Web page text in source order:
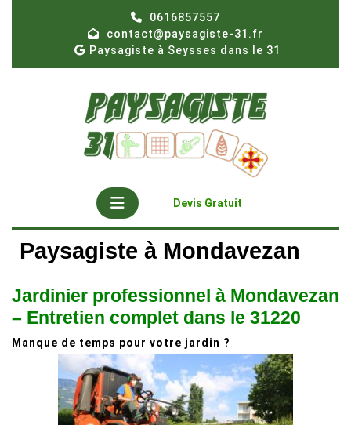
0616857557
contact@paysagiste-31.fr
Paysagiste à Seysses dans le 31
Open
Button
Devis Gratuit
Paysagiste à Mondavezan
Jardinier professionnel à Mondavezan
– Entretien complet dans le 31220
Manque de temps pour votre jardin ?